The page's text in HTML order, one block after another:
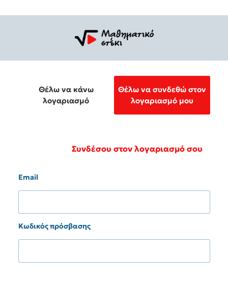
Θέλω να κάνω
λογαριασμό
Θέλω να συνδεθώ στον
λογαριασμό μου
Συνδέσου στον λογαριασμό σου
Email
Κωδικός πρόσβασης